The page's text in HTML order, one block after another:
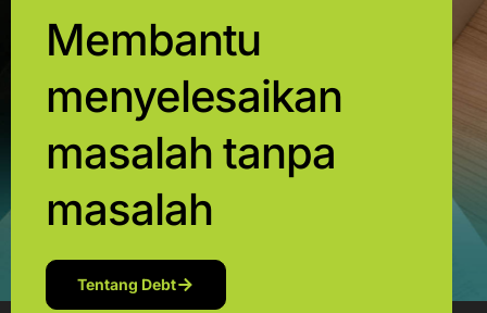
Membantu
menyelesaikan
masalah tanpa
masalah
Tentang Debt